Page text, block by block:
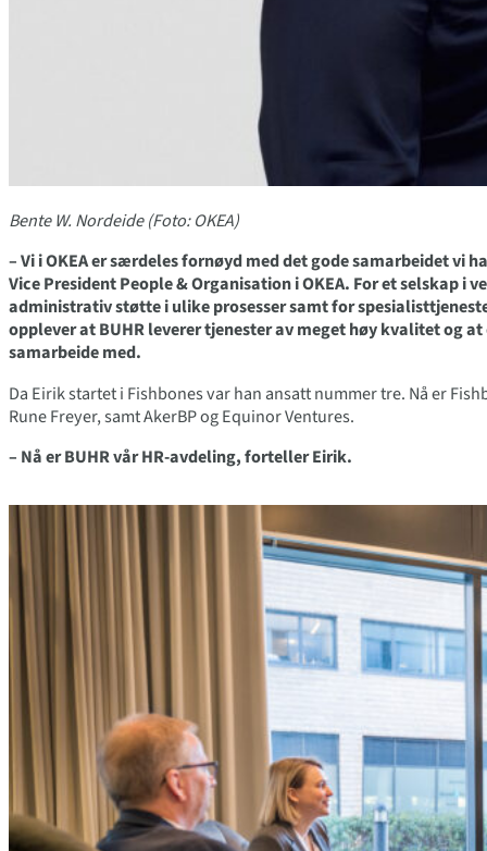
Bente W. Nordeide (Foto: OKEA)
– Vi i OKEA er særdeles fornøyd med det gode samarbeidet vi
Vice President People & Organisation i OKEA. For et selskap i
administrativ støtte i ulike prosesser samt for
opplever at BUHR leverer tjenester av meget høy kvalitet og
samarbeide med.
Da Eirik startet i Fishbones var han ansatt nummer tre. Nå er
Rune Freyer, samt AkerBP og Equinor Ventures.
– Nå er BUHR vår HR-avdeling, forteller Eirik.